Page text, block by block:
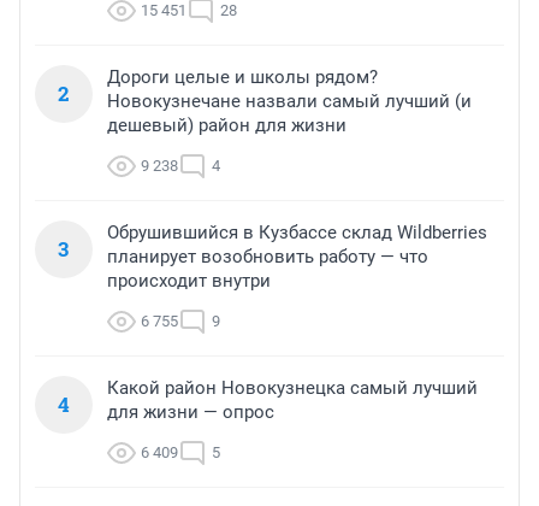
15 451 28
2
Дороги целые и школы рядом?
Новокузнечане назвали самый лучший (и
дешевый) район для жизни
9 238 4
3
Обрушившийся в Кузбассе склад Wildberries
планирует возобновить работу — что
происходит внутри
6 755 9
4
Какой район Новокузнецка самый лучший
для жизни — опрос
6 409 5